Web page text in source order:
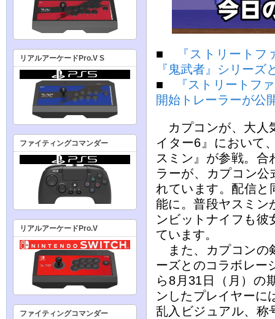
■
『ストリート
『鬼武者』シリー
■
『ストリートフ
開始トレーラーが公
カプコンが、大人
イター6』において
スミン』が参戦。合
ラーが、カプコン公
れています。配信と
能に。普段ヤスミン
ンビットナイフも彼
ています。
また、カプコンの
ーズとのコラボレー
ら8月31日（月）の
ンしたプレイヤーに
乱入ビジュアル、称
リアルアーケードPro.V S
ファイティングコマンダー
リアルアーケードPro.V
ファイティングコマンダー